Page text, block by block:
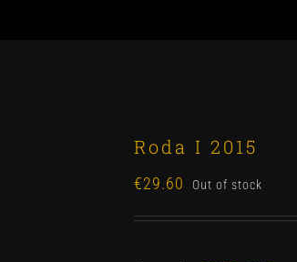
Roda I 2015
€29.60 Out of stock